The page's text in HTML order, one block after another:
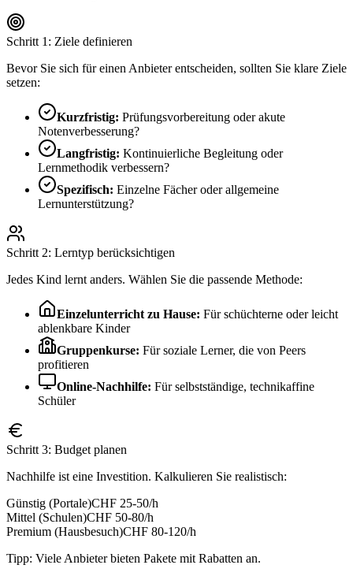
Schritt 1: Ziele definieren
Bevor Sie sich für einen Anbieter entscheiden, sollten Sie klare Ziele
setzen:
Kurzfristig: Prüfungsvorbereitung oder akute
Notenverbesserung?
Langfristig: Kontinuierliche Begleitung oder
Lernmethodik verbessern?
Spezifisch: Einzelne Fächer oder allgemeine
Lernunterstützung?
Schritt 2: Lerntyp berücksichtigen
Jedes Kind lernt anders. Wählen Sie die passende Methode:
Einzelunterricht zu Hause: Für schüchterne oder leicht
ablenkbare Kinder
Gruppenkurse: Für soziale Lerner, die von Peers
profitieren
Online-Nachhilfe: Für selbstständige, technikaffine
Schüler
Schritt 3: Budget planen
Nachhilfe ist eine Investition. Kalkulieren Sie realistisch:
Günstig (Portale)CHF 25-50/h
Mittel (Schulen)CHF 50-80/h
Premium (Hausbesuch)CHF 80-120/h
Tipp: Viele Anbieter bieten Pakete mit Rabatten an.